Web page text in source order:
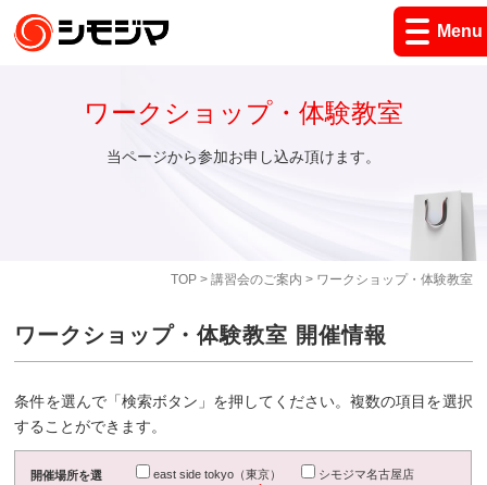
Menu
TOP> 講習会のご案内 > ワークショップ・体験教室
ワークショップ・体験教室
当ページから参加お申し込み頂けます。
ワークショップ・体験教室 開催情報
条件を選んで「検索ボタン」を押してください。複数の項目を選択
することができます。
開催場所を選
east side tokyo（東京）
シモジマ名古屋店